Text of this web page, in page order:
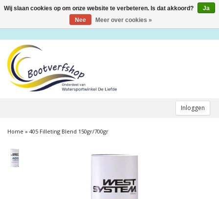
Inloggen
Toggle
Home » 405 Filleting Blend 150gr/700gr
Wij slaan cookies op om onze website te verbeteren. Is dat akkoord?
Ja
Nee
Meer over cookies »